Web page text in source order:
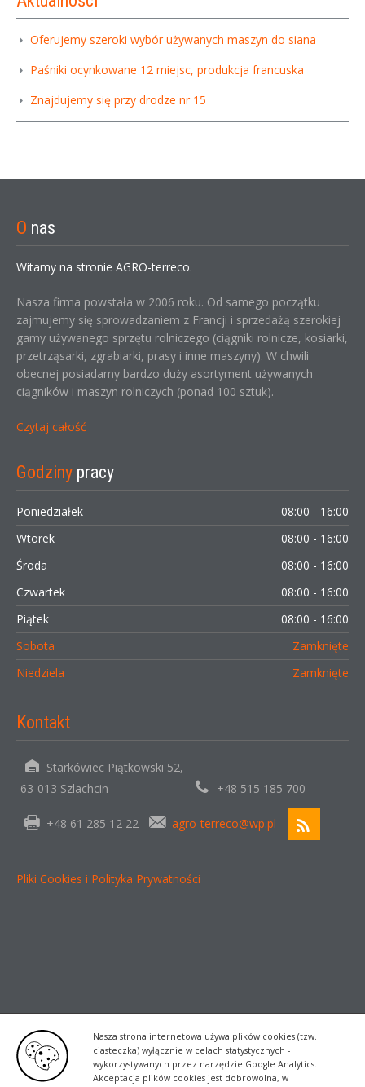
Nasza strona internetowa używa plików cookies (tzw.
ciasteczka) wyłącznie w celach statystycznych -
wykorzystywanych przez narzędzie Google Analytics.
Akceptacja plików cookies jest dobrowolna, w
Oferujemy szeroki wybór używanych maszyn do siana
Paśniki ocynkowane 12 miejsc, produkcja francuska
Znajdujemy się przy drodze nr 15
O nas
Witamy na stronie AGRO-terreco.
Nasza firma powstała w 2006 roku. Od samego początku
zajmujemy się sprowadzaniem z Francji i sprzedażą szerokiej
gamy używanego sprzętu rolniczego (ciągniki rolnicze, kosiarki,
przetrząsarki, zgrabiarki, prasy i inne maszyny). W chwili
obecnej posiadamy bardzo duży asortyment używanych
ciągników i maszyn rolniczych (ponad 100 sztuk).
Czytaj całość
Godziny pracy
Poniedziałek
08:00 - 16:00
Wtorek
08:00 - 16:00
Środa
08:00 - 16:00
Czwartek
08:00 - 16:00
Piątek
08:00 - 16:00
Sobota
Zamknięte
Niedziela
Zamknięte
Kontakt
Starkówiec Piątkowski 52,
63-013 Szlachcin
+48 515 185 700
+48 61 285 12 22 agro-terreco@wp.pl
Pliki Cookies i Polityka Prywatności